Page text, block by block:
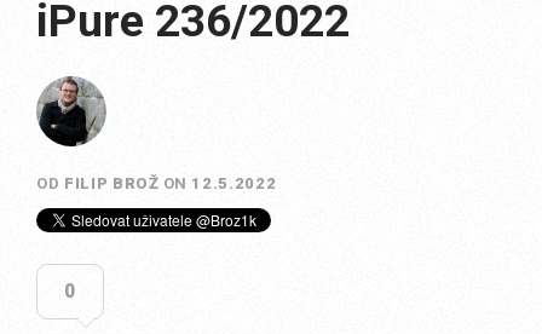
iPure 236/2022
OD FILIP BROŽ ON 12.5.2022
0